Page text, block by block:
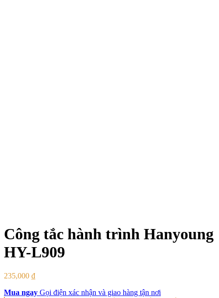
Công tắc hành trình Hanyoung
HY-L909
235,000 ₫
Mua ngay Gọi điện xác nhận và giao hàng tận nơi